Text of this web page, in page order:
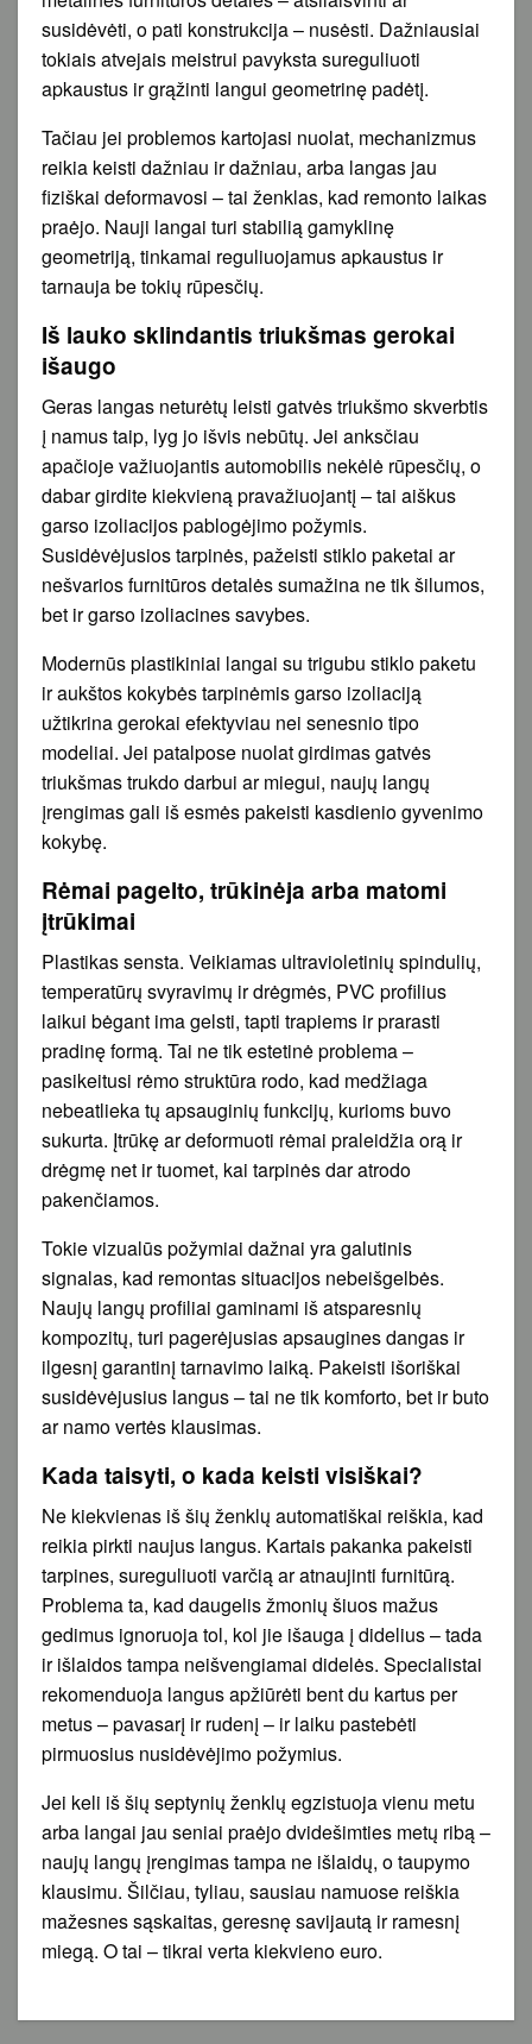
susidėvėti, o pati konstrukcija – nusėsti. Dažniausiai
tokiais atvejais meistrui pavyksta sureguliuoti
apkaustus ir grąžinti langui geometrinę padėtį.
Tačiau jei problemos kartojasi nuolat, mechanizmus
reikia keisti dažniau ir dažniau, arba langas jau
fiziškai deformavosi – tai ženklas, kad remonto laikas
praėjo. Nauji langai turi stabilią gamyklinę
geometriją, tinkamai reguliuojamus apkaustus ir
tarnauja be tokių rūpesčių.
Iš lauko sklindantis triukšmas gerokai
išaugo
Geras langas neturėtų leisti gatvės triukšmo skverbtis
į namus taip, lyg jo išvis nebūtų. Jei anksčiau
apačioje važiuojantis automobilis nekėlė rūpesčių, o
dabar girdite kiekvieną pravažiuojantį – tai aiškus
garso izoliacijos pablogėjimo požymis.
Susidėvėjusios tarpinės, pažeisti stiklo paketai ar
nešvarios furnitūros detalės sumažina ne tik šilumos,
bet ir garso izoliacines savybes.
Modernūs plastikiniai langai su trigubu stiklo paketu
ir aukštos kokybės tarpinėmis garso izoliaciją
užtikrina gerokai efektyviau nei senesnio tipo
modeliai. Jei patalpose nuolat girdimas gatvės
triukšmas trukdo darbui ar miegui, naujų langų
įrengimas gali iš esmės pakeisti kasdienio gyvenimo
kokybę.
Rėmai pagelto, trūkinėja arba matomi
įtrūkimai
Plastikas sensta. Veikiamas ultravioletinių spindulių,
temperatūrų svyravimų ir drėgmės, PVC profilius
laikui bėgant ima gelsti, tapti trapiems ir prarasti
pradinę formą. Tai ne tik estetinė problema –
pasikeitusi rėmo struktūra rodo, kad medžiaga
nebeatlieka tų apsauginių funkcijų, kurioms buvo
sukurta. Įtrūkę ar deformuoti rėmai praleidžia orą ir
drėgmę net ir tuomet, kai tarpinės dar atrodo
pakenčiamos.
Tokie vizualūs požymiai dažnai yra galutinis
signalas, kad remontas situacijos nebeišgelbės.
Naujų langų profiliai gaminami iš atsparesnių
kompozitų, turi pagerėjusias apsaugines dangas ir
ilgesnį garantinį tarnavimo laiką. Pakeisti išoriškai
susidėvėjusius langus – tai ne tik komforto, bet ir buto
ar namo vertės klausimas.
Kada taisyti, o kada keisti visiškai?
Ne kiekvienas iš šių ženklų automatiškai reiškia, kad
reikia pirkti naujus langus. Kartais pakanka pakeisti
tarpines, sureguliuoti varčią ar atnaujinti furnitūrą.
Problema ta, kad daugelis žmonių šiuos mažus
gedimus ignoruoja tol, kol jie išauga į didelius – tada
ir išlaidos tampa neišvengiamai didelės. Specialistai
rekomenduoja langus apžiūrėti bent du kartus per
metus – pavasarį ir rudenį – ir laiku pastebėti
pirmuosius nusidėvėjimo požymius.
Jei keli iš šių septynių ženklų egzistuoja vienu metu
arba langai jau seniai praėjo dvidešimties metų ribą –
naujų langų įrengimas tampa ne išlaidų, o taupymo
klausimu. Šilčiau, tyliau, sausiau namuose reiškia
mažesnes sąskaitas, geresnę savijautą ir ramesnį
miegą. O tai – tikrai verta kiekvieno euro.